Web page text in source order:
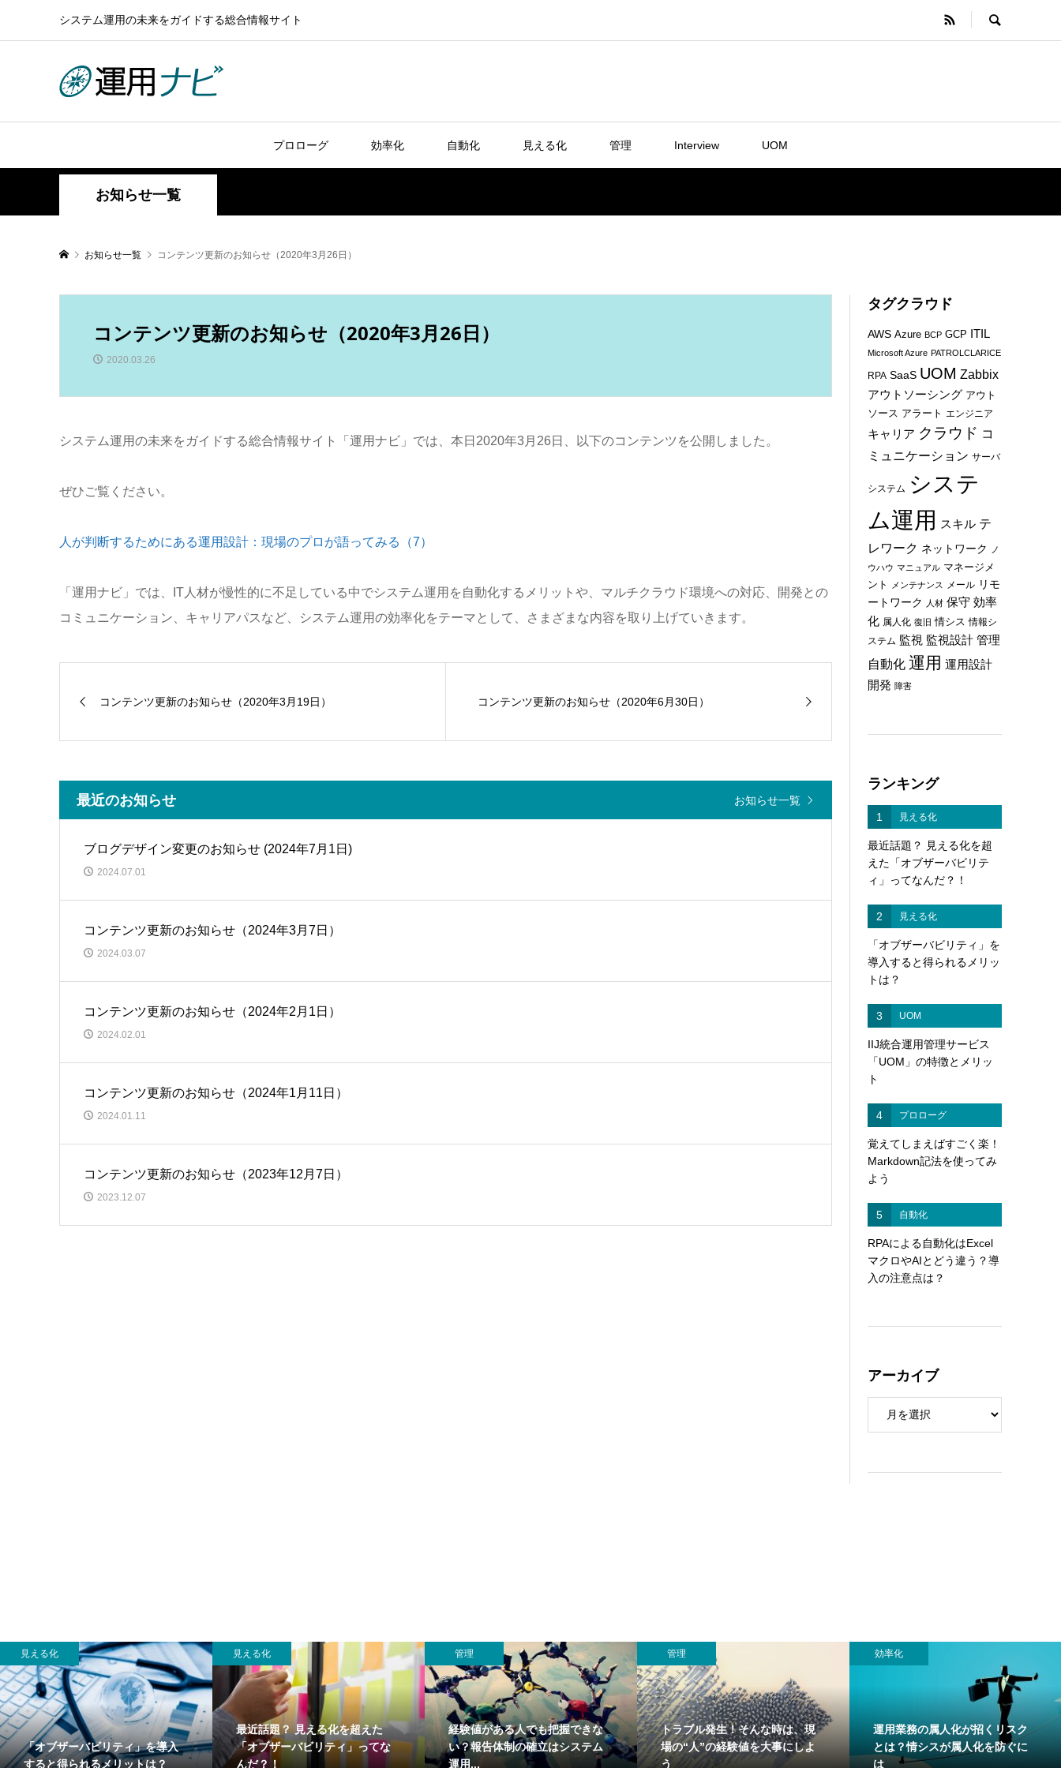
システム運用の未来をガイドする総合情報サイト
プロローグ 効率化 自動化 見える化 管理 Interview UOM
お知らせ一覧
お知らせ一覧 コンテンツ更新のお知らせ（2020年3月26日）
コンテンツ更新のお知らせ（2020年3月26日）
2020.03.26
システム運用の未来をガイドする総合情報サイト「運用ナビ」では、本日2020年3月26日、以下のコンテンツを公開しました。
ぜひご覧ください。
人が判断するためにある運用設計：現場のプロが語ってみる（7）
「運用ナビ」では、IT人材が慢性的に不足している中でシステム運用を自動化するメリットや、マルチクラウド環境への対応、開発との
コミュニケーション、キャリアパスなど、システム運用の効率化をテーマとして、さまざまな内容を取り上げていきます。
コンテンツ更新のお知らせ（2020年3月19日） コンテンツ更新のお知らせ（2020年6月30日）
最近のお知らせ お知らせ一覧
ブログデザイン変更のお知らせ (2024年7月1日)
2024.07.01
コンテンツ更新のお知らせ（2024年3月7日）
2024.03.07
コンテンツ更新のお知らせ（2024年2月1日）
2024.02.01
コンテンツ更新のお知らせ（2024年1月11日）
2024.01.11
コンテンツ更新のお知らせ（2023年12月7日）
2023.12.07
タグクラウド
AWS Azure BCP GCP ITIL
Microsoft Azure PATROLCLARICE
RPA SaaS UOM Zabbix
アウトソーシング アウト
ソース アラート エンジニア
キャリア クラウド コ
ミュニケーション サーバ
システム システ
ム運用 スキル テ
レワーク ネットワーク
ノ
ウハウ マニュアル マネージメ
ント
メンテナンス メール リモ
ートワーク
人材 保守 効率
化 属人化 復旧 情シス 情報シ
ステム 監視 監視設計 管理
自動化 運用 運用設計
開発 障害
ランキング
1 見える化
最近話題？ 見える化を超
えた「オブザーバビリテ
ィ」ってなんだ？！
2 見える化
「オブザーバビリティ」を
導入すると得られるメリッ
トは？
3 UOM
IIJ統合運用管理サービス
「UOM」の特徴とメリッ
ト
4 プロローグ
覚えてしまえばすごく楽！
Markdown記法を使ってみ
よう
5 自動化
RPAによる自動化はExcel
マクロやAIとどう違う？導
入の注意点は？
アーカイブ
見える化
「オブザーバビリティ」を導入
すると得られるメリットは？
見える化
最近話題？ 見える化を超えた
「オブザーバビリティ」ってな
んだ？！
管理
経験値がある人でも把握できな
い？報告体制の確立はシステム
運用...
管理
トラブル発生！そんな時は、現
場の“人”の経験値を大事にしよ
う
効率化
運用業務の属人化が招くリスク
とは？情シスが属人化を防ぐに
は